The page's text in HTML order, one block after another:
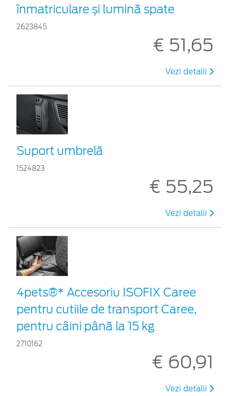
înmatriculare și lumină spate
2623845
€ 51,65
Vezi detalii
Suport umbrelă
1524823
€ 55,25
Vezi detalii
4pets®* Accesoriu ISOFIX Caree
pentru cutiile de transport Caree,
pentru câini până la 15 kg
2710162
€ 60,91
Vezi detalii